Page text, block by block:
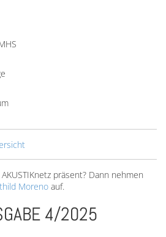
präsent? Dann nehmen
Moreno auf.
4/2025